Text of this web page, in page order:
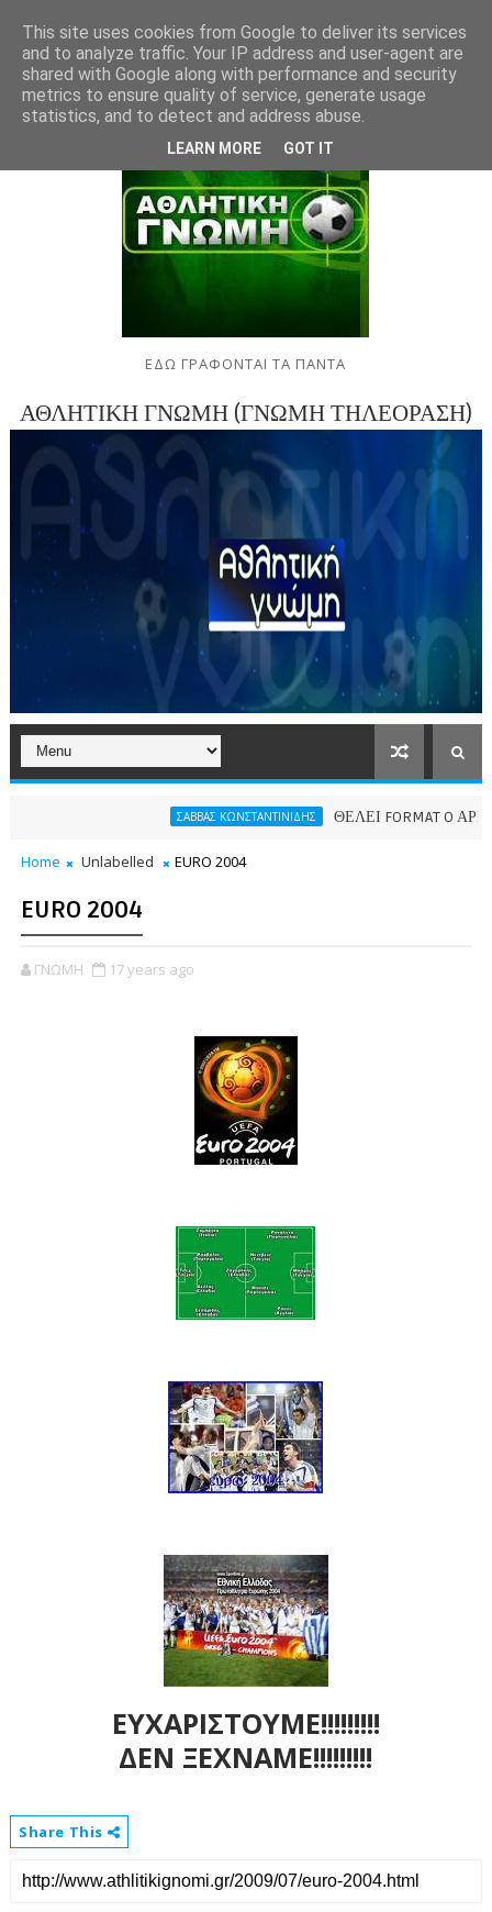
ΕΔΩ ΓΡΑΦΟΝΤΑΙ ΤΑ ΠΑΝΤΑ
ΑΘΛΗΤΙΚΗ ΓΝΩΜΗ (ΓΝΩΜΗ ΤΗΛΕΟΡΑΣΗ)
ΣΑΒΒΑΣ ΚΩΝΣΤΑΝΤΙΝΙΔΗΣ ΘΕΛΕΙ FORMAT O ΑΡΗΣ
Home Unlabelled EURO 2004
EURO 2004
ΓΝΩΜΗ 17 years ago
ΕΥΧΑΡΙΣΤΟΥΜΕ!!!!!!!!!
ΔΕΝ ΞΕΧΝΑΜΕ!!!!!!!!!
Share This
This site uses cookies from Google to deliver its services
and to analyze traffic. Your IP address and user-agent are
shared with Google along with performance and security
metrics to ensure quality of service, generate usage
statistics, and to detect and address abuse.
LEARN MORE GOT IT